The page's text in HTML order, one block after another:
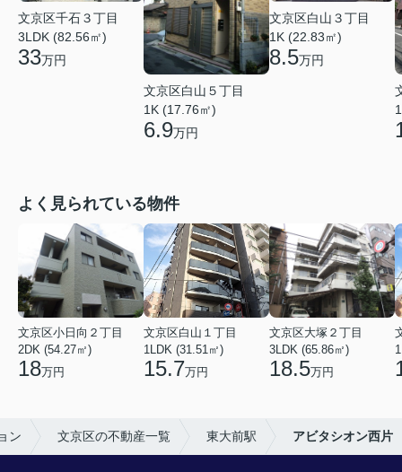
文京区千石３丁目
3LDK (82.56㎡)
33万円
文京区白山５丁目
1K (17.76㎡)
6.9万円
文京区白山３丁目
1K (22.83㎡)
8.5万円
よく見られている物件
文京区小日向２丁目
2DK (54.27㎡)
18万円
文京区白山１丁目
1LDK (31.51㎡)
15.7万円
文京区大塚２丁目
3LDK (65.86㎡)
18.5万円
ン 文京区の不動産一覧 東大前駅 アビタシオン西片